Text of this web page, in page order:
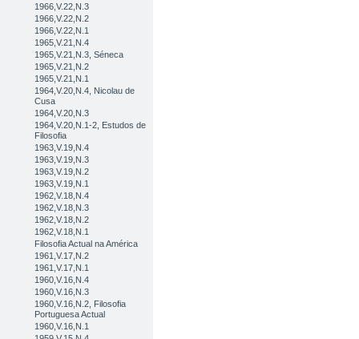
1966,V.22,N.3
1966,V.22,N.2
1966,V.22,N.1
1965,V.21,N.4
1965,V.21,N.3, Séneca
1965,V.21,N.2
1965,V.21,N.1
1964,V.20,N.4, Nicolau de
Cusa
1964,V.20,N.3
1964,V.20,N.1-2, Estudos de
Filosofia
1963,V.19,N.4
1963,V.19,N.3
1963,V.19,N.2
1963,V.19,N.1
1962,V.18,N.4
1962,V.18,N.3
1962,V.18,N.2
1962,V.18,N.1
Filosofia Actual na América
1961,V.17,N.2
1961,V.17,N.1
1960,V.16,N.4
1960,V.16,N.3
1960,V.16,N.2, Filosofia
Portuguesa Actual
1960,V.16,N.1